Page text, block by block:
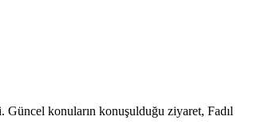
konuların konuşulduğu ziyaret, Fadıl